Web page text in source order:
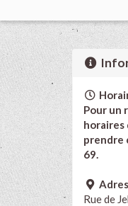
Pour un
horaires
prendre
69.
Rue de